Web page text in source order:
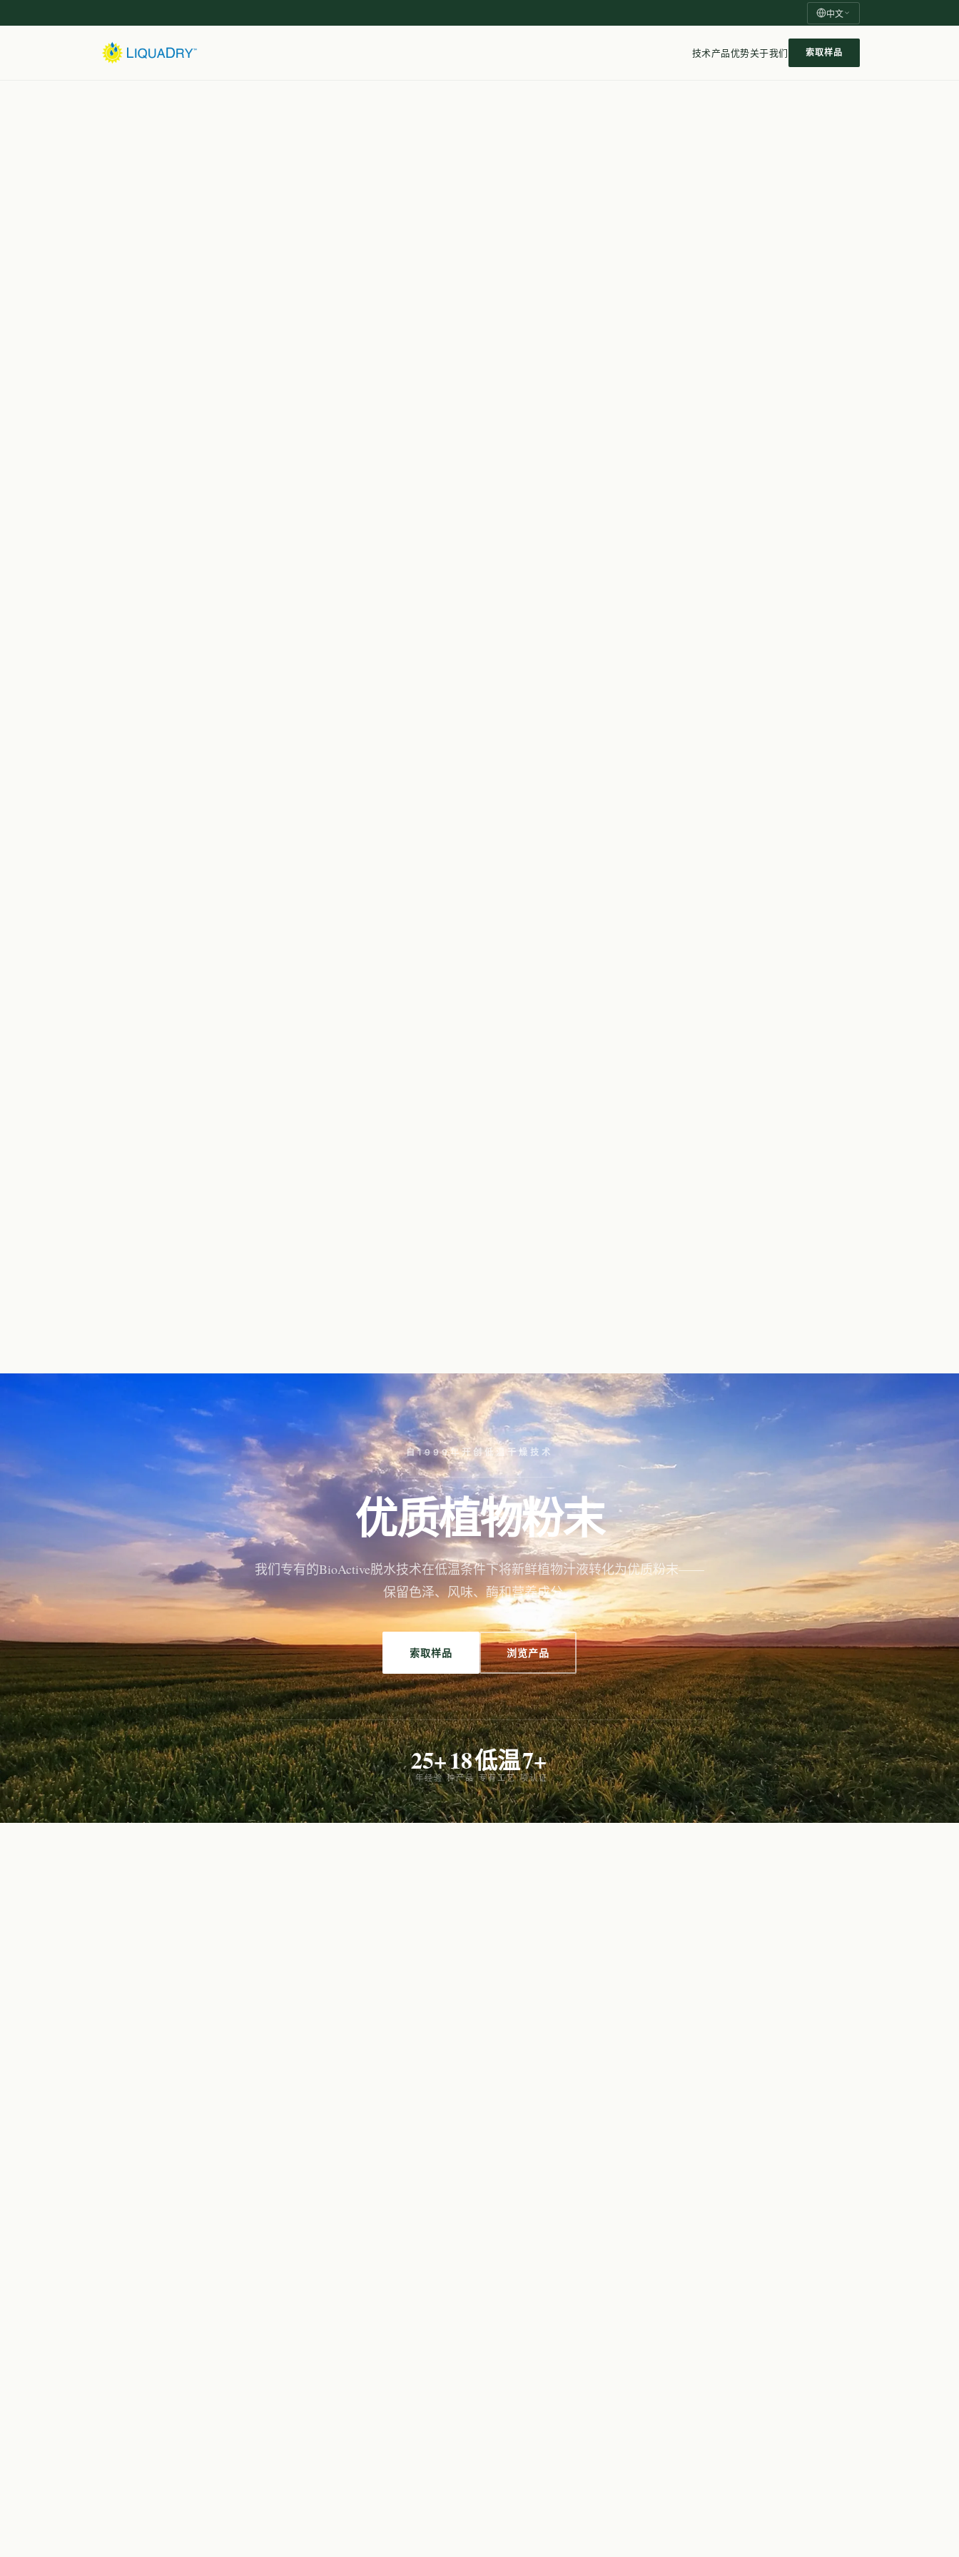
中文
技术产品优势关于我们 索取样品
自1999年开创低温干燥技术
优质植物粉末
我们专有的BioActive脱水技术在低温条件下将新鲜植物汁液转化为优质粉末——
保留色泽、风味、酶和营养成分。
索取样品 浏览产品
25+
年经验
18
种产品
低温
专有工艺
7+
项认证